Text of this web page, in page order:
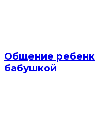
Общение
бабушкой